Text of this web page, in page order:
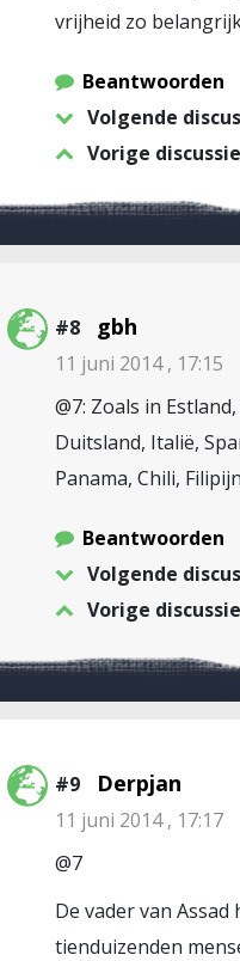
vrijheid zo
Beantwoorden
Volgende
Vorige discussie
#8 gbh
11 juni 2014 , 17:15
@7: Zoals in
Duitsland, Italië,
Panama, Chili,
Beantwoorden
Volgende
Vorige discussie
#9 Derpjan
11 juni 2014 , 17:17
@7
De vader van Assad
tienduizenden